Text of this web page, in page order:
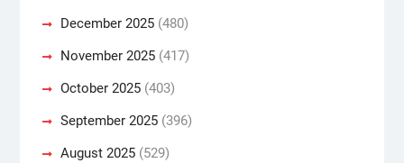
December 2025(480)
November 2025(417)
October 2025(403)
September 2025(396)
August 2025(529)